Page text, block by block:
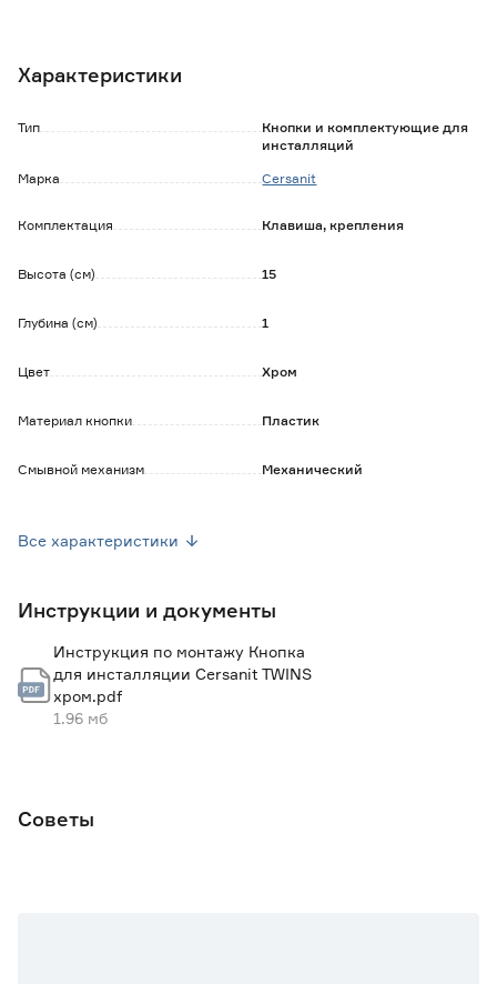
бачка;
- прочность и износостойкость: пластиковый корпус
кнопки не боится влажности и резких перепадов
Характеристики
Тип
Кнопки и комплектующие для
инсталляций
Марка
Cersanit
Комплектация Клавиша, крепления
Высота (см) 15
Глубина (см) 1
Цвет Хром
Материал кнопки Пластик
Смывной механизм Механический
Страна производства Польша
Ширина (см) 22
Все характеристики
Инструкции и документы
Инструкция по монтажу Кнопка
для инсталляции Cersanit TWINS
хром.pdf
1.96 мб
Советы